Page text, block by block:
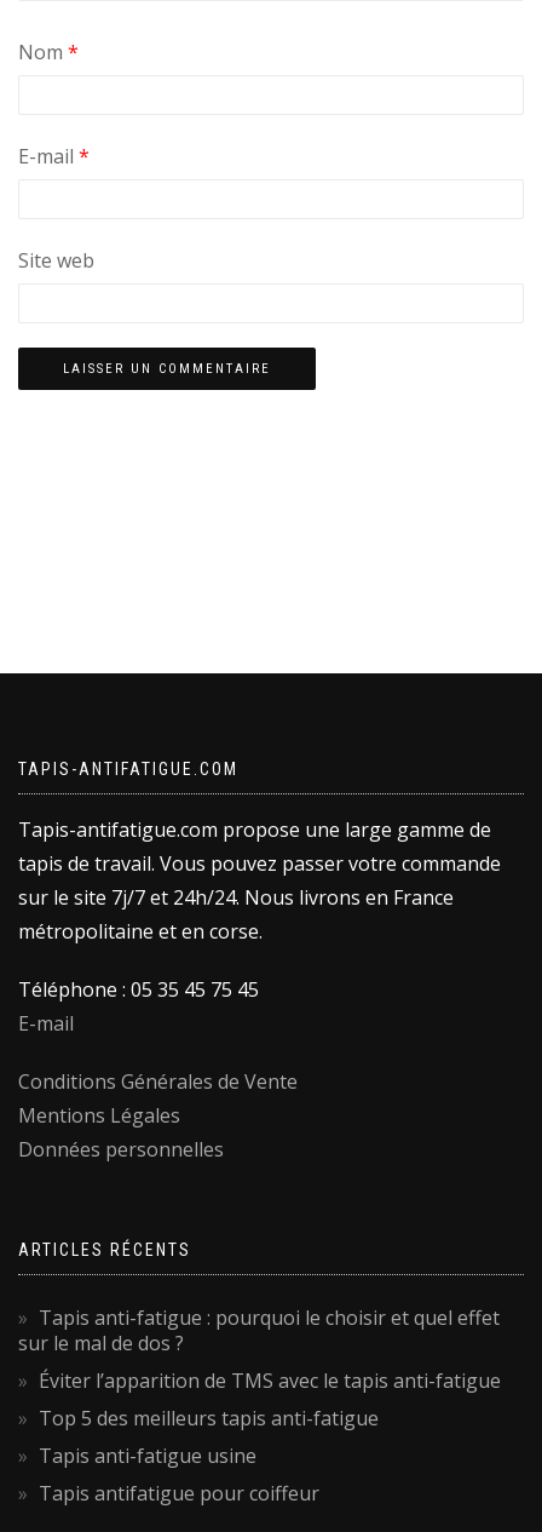
Nom *
E-mail *
Site web
TAPIS-ANTIFATIGUE.COM
Tapis-antifatigue.com propose une large gamme de
tapis de travail. Vous pouvez passer votre commande
sur le site 7j/7 et 24h/24. Nous livrons en France
métropolitaine et en corse.
Téléphone : 05 35 45 75 45
E-mail
Conditions Générales de Vente
Mentions Légales
Données personnelles
ARTICLES RÉCENTS
Tapis anti-fatigue : pourquoi le choisir et quel effet
sur le mal de dos ?
Éviter l’apparition de TMS avec le tapis anti-fatigue
Top 5 des meilleurs tapis anti-fatigue
Tapis anti-fatigue usine
Tapis antifatigue pour coiffeur